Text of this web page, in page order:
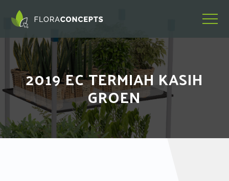
2019 EC TERMIAH KASIH
GROEN